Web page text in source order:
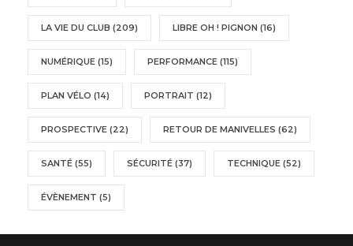
LA VIE DU CLUB (209) LIBRE OH ! PIGNON (16)
NUMÉRIQUE (15) PERFORMANCE (115)
PLAN VÉLO (14) PORTRAIT (12)
PROSPECTIVE (22) RETOUR DE MANIVELLES (62)
SANTÉ (55) SÉCURITÉ (37) TECHNIQUE (52)
ÉVÈNEMENT (5)